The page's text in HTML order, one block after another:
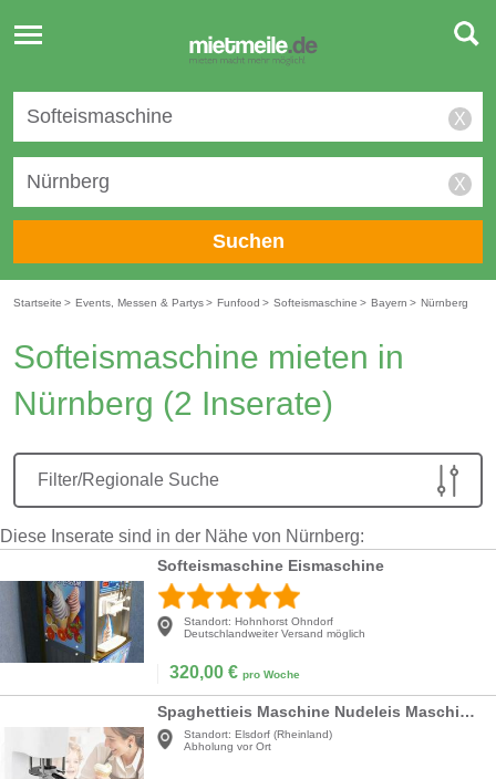
Toggle
navigation
X
X
Suchen
Startseite > Events, Messen & Partys> Funfood > Softeismaschine > Bayern > Nürnberg
Softeismaschine mieten in
Nürnberg (2 Inserate)
Filter/Regionale Suche
Diese Inserate sind in der Nähe von Nürnberg:
Softeismaschine Eismaschine
Standort: Hohnhorst Ohndorf
Deutschlandweiter Versand möglich
320,00 € pro Woche
Spaghettieis Maschine Nudeleis Maschine Softeis 80 W Eismaschine für professionelles Spaghettieis
Standort: Elsdorf (Rheinland)
Abholung vor Ort